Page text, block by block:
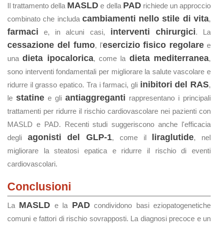
Il trattamento della MASLD e della PADrichiede un approccio
combinato che includa cambiamenti nello stile di vita,
farmaci e, in alcuni casi, interventi chirurgici. La
cessazione del fumo, l'esercizio fisico regolare e
unadieta ipocalorica, come la dieta mediterranea,
sono interventi fondamentali per migliorare la salute vascolare e
ridurre il grasso epatico. Tra i farmaci, gli inibitori del RAS,
le statine e gli antiaggreganti rappresentano i principali
trattamenti per ridurre il rischio cardiovascolare nei pazienti con
MASLD e PAD. Recenti studi suggeriscono anche l'efficacia
degli agonisti del GLP-1, come il liraglutide, nel
migliorare la steatosi epatica e ridurre il rischio di eventi
cardiovascolari.
Conclusioni
La MASLD e la PADcondividono basi eziopatogenetiche
comuni e fattori di rischio sovrapposti. La diagnosi precoce e un